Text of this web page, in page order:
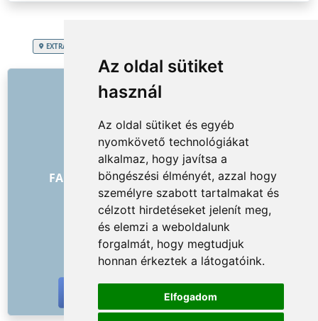
Az oldal sütiket
használ
Az oldal sütiket és egyéb
nyomkövető technológiákat
alkalmaz, hogy javítsa a
böngészési élményét, azzal hogy
személyre szabott tartalmakat és
célzott hirdetéseket jelenít meg,
és elemzi a weboldalunk
forgalmát, hogy megtudjuk
honnan érkeztek a látogatóink.
Elfogadom
EXTRA SERVICES
HIVATKOZÁSOK
Hogyan kezdődött minden
Árlista
Általános Szerződési Feltételek
FAQ - megrendelők FAQ - szolgáltatók
Reklám és marketing
Blog
Kapcsolat
KÖZÖSSÉGI HÁLÓZATOK